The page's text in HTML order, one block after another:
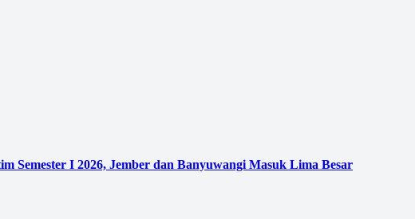
Semester I 2026, Jember dan Banyuwangi Masuk Lima Besar